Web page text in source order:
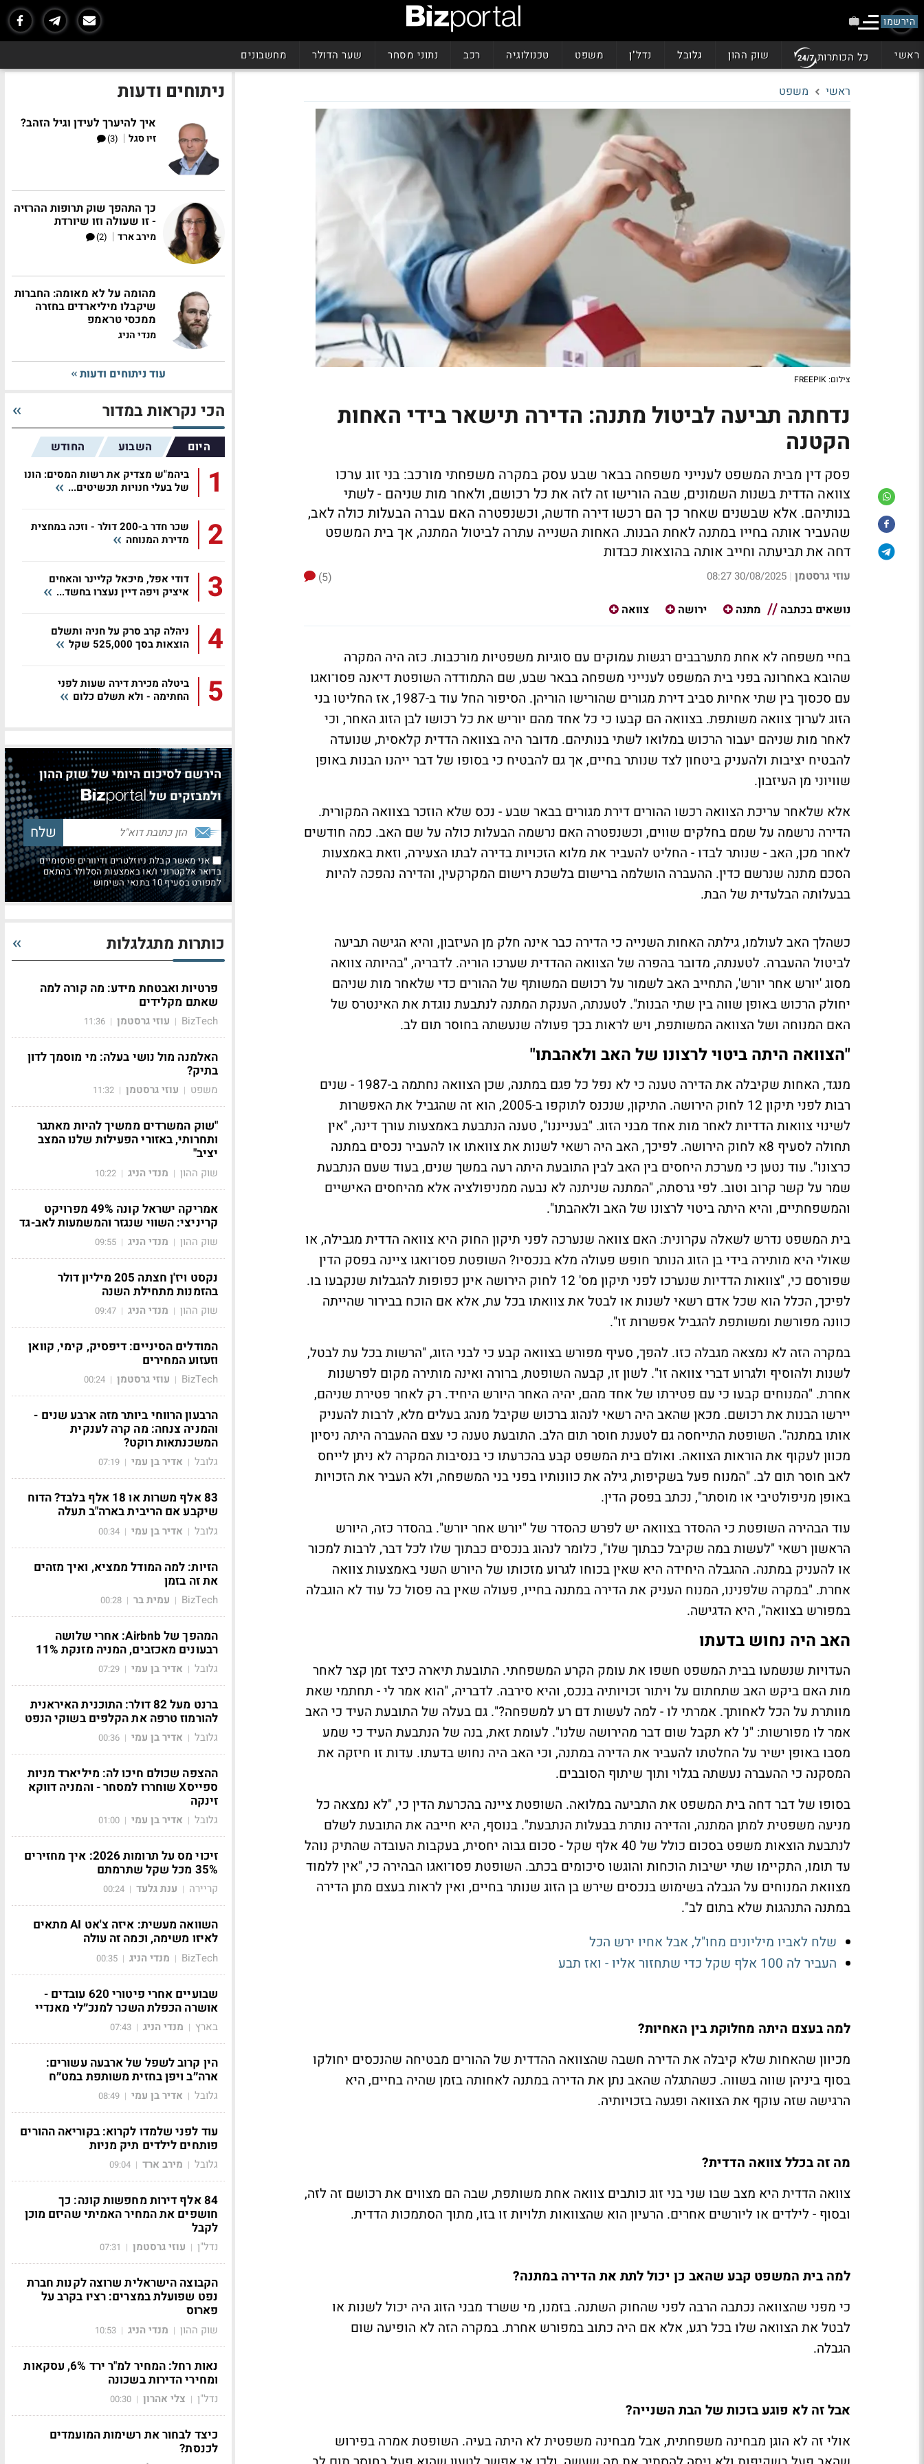
הירשמו
ראשי כל הכותרות שוק ההון גלובל נדל"ן משפט טכנולוגיה רכב נתוני מסחר שער הדולר מחשבונים
ראשי משפט
צילום: FREEPIK
נדחתה תביעה לביטול מתנה: הדירה תישאר בידי האחות
הקטנה
פסק דין מבית המשפט לענייני משפחה בבאר שבע עסק במקרה משפחתי מורכב: בני זוג ערכו
צוואה הדדית בשנות השמונים, שבה הורישו זה לזה את כל רכושם, ולאחר מות שניהם - לשתי
בנותיהם. אלא שבשנים שאחר כך הם רכשו דירה חדשה, וכשנפטרה האם עברה הבעלות כולה לאב,
שהעביר אותה בחייו במתנה לאחת הבנות. האחות השנייה עתרה לביטול המתנה, אך בית המשפט
דחה את תביעתה וחייב אותה בהוצאות כבדות
עוזי גרסטמן |
30/08/2025 08:27
(5)
נושאים בכתבה
מתנה ירושה צוואה
בחיי משפחה לא אחת מתערבבים רגשות עמוקים עם סוגיות משפטיות מורכבות. כזה היה המקרה
שהובא באחרונה בפני בית המשפט לענייני משפחה בבאר שבע, שם התמודדה השופטת דיאנה פסו־ואגו
עם סכסוך בין שתי אחיות סביב דירת מגורים שהורישו הוריהן. הסיפור החל עוד ב-1987, אז החליטו בני
הזוג לערוך צוואה משותפת. בצוואה הם קבעו כי כל אחד מהם יוריש את כל רכושו לבן הזוג האחר, וכי
לאחר מות שניהם יעבור הרכוש במלואו לשתי בנותיהם. מדובר היה בצוואה הדדית קלאסית, שנועדה
להבטיח יציבות ולהעניק ביטחון לצד שנותר בחיים, אך גם להבטיח כי בסופו של דבר ייהנו הבנות באופן
שוויוני מן העיזבון.
אלא שלאחר עריכת הצוואה רכשו ההורים דירת מגורים בבאר שבע - נכס שלא הוזכר בצוואה המקורית.
הדירה נרשמה על שמם בחלקים שווים, וכשנפטרה האם נרשמה הבעלות כולה על שם האב. כמה חודשים
לאחר מכן, האב - שנותר לבדו - החליט להעביר את מלוא הזכויות בדירה לבתו הצעירה, וזאת באמצעות
הסכם מתנה שנרשם כדין. ההעברה הושלמה ברישום בלשכת רישום המקרקעין, והדירה נהפכה להיות
בבעלותה הבלעדית של הבת.
כשהלך האב לעולמו, גילתה האחות השנייה כי הדירה כבר אינה חלק מן העיזבון, והיא הגישה תביעה
לביטול ההעברה. לטענתה, מדובר בהפרה של הצוואה ההדדית שערכו הוריה. לדבריה, "בהיותה צוואה
מסוג 'יורש אחר יורש', התחייב האב לשמור על רכושם המשותף של ההורים כדי שלאחר מות שניהם
יחולק הרכוש באופן שווה בין שתי הבנות". לטענתה, הענקת המתנה לנתבעת נוגדת את האינטרס של
האם המנוחה ושל הצוואה המשותפת, ויש לראות בכך פעולה שנעשתה בחוסר תום לב.
"הצוואה היתה ביטוי לרצונו של האב ולאהבתו"
מנגד, האחות שקיבלה את הדירה טענה כי לא נפל כל פגם במתנה, שכן הצוואה נחתמה ב-1987 - שנים
רבות לפני תיקון 12 לחוק הירושה. התיקון, שנכנס לתוקפו ב-2005, הוא זה שהגביל את האפשרות
לשינוי צוואות הדדיות לאחר מות אחד מבני הזוג. "בענייננו", טענה הנתבעת באמצעות עורך דינה, "אין
תחולה לסעיף 8א לחוק הירושה. לפיכך, האב היה רשאי לשנות את צוואתו או להעביר נכסים במתנה
כרצונו". עוד נטען כי מערכת היחסים בין האב לבין התובעת היתה רעה במשך שנים, בעוד שעם הנתבעת
שמר על קשר קרוב וטוב. לפי גרסתה, "המתנה שניתנה לא נבעה ממניפולציה אלא מהיחסים האישיים
והמשפחתיים, והיא היתה ביטוי לרצונו של האב ולאהבתו".
בית המשפט נדרש לשאלה עקרונית: האם צוואה שנערכה לפני תיקון החוק היא צוואה הדדית מגבילה, או
שאולי היא מותירה בידי בן הזוג הנותר חופש פעולה מלא בנכסיו? השופטת פסו־ואגו ציינה בפסק הדין
שפורסם כי, "צוואות הדדיות שנערכו לפני תיקון מס' 12 לחוק הירושה אינן כפופות להגבלות שנקבעו בו.
לפיכך, הכלל הוא שכל אדם רשאי לשנות או לבטל את צוואתו בכל עת, אלא אם הוכח בבירור שהייתה
כוונה מפורשת ומשותפת להגביל אפשרות זו".
במקרה הזה לא נמצאה מגבלה כזו. להפך, סעיף מפורש בצוואה קבע כי לבני הזוג, "הרשות בכל עת לבטל,
לשנות ולהוסיף ולגרוע דברי צוואה זו". לשון זו, קבעה השופטת, ברורה ואינה מותירה מקום לפרשנות
אחרת. "המנוחים קבעו כי עם פטירתו של אחד מהם, יהיה האחר היורש היחיד. רק לאחר פטירת שניהם,
יירשו הבנות את רכושם. מכאן שהאב היה רשאי לנהוג ברכוש שקיבל מנהג בעלים מלא, לרבות להעניק
אותו במתנה". השופטת התייחסה גם לטענת חוסר תום הלב. התובעת טענה כי עצם ההעברה היתה ניסיון
מכוון לעקוף את הוראות הצוואה. ואולם בית המשפט קבע בהכרעתו כי בנסיבות המקרה לא ניתן לייחס
לאב חוסר תום לב. "המנוח פעל בשקיפות, גילה את כוונותיו בפני בני המשפחה, ולא העביר את הזכויות
באופן מניפולטיבי או מוסתר", נכתב בפסק הדין.
עוד הבהירה השופטת כי ההסדר בצוואה יש לפרש כהסדר של "יורש אחר יורש". בהסדר כזה, היורש
הראשון רשאי "לעשות במה שקיבל כבתוך שלו", כלומר לנהוג בנכסים כבתוך שלו לכל דבר, לרבות למכור
או להעניק במתנה. ההגבלה היחידה היא שאין בכוחו לגרוע מזכותו של היורש השני באמצעות צוואה
אחרת. "במקרה שלפנינו, המנוח העניק את הדירה במתנה בחייו, פעולה שאין בה פסול כל עוד לא הוגבלה
במפורש בצוואה", היא הדגישה.
האב היה נחוש בדעתו
העדויות שנשמעו בבית המשפט חשפו את עומק הקרע המשפחתי. התובעת תיארה כיצד זמן קצר לאחר
מות האם ביקש האב שתחתום על ויתור זכויותיה בנכס, והיא סירבה. לדבריה, "הוא אמר לי - תחתמי שאת
מוותרת על הכל לאחותך. אמרתי לו - למה לעשות דם רע למשפחה?". גם בעלה של התובעת העיד כי האב
אמר לו מפורשות: "נ' לא תקבל שום דבר מהירושה שלנו". לעומת זאת, בנה של הנתבעת העיד כי שמע
מסבו באופן ישיר על החלטתו להעביר את הדירה במתנה, וכי האב היה נחוש בדעתו. עדות זו חיזקה את
המסקנה כי ההעברה נעשתה בגלוי ותוך שיתוף הסובבים.
בסופו של דבר דחה בית המשפט את התביעה במלואה. השופטת ציינה בהכרעת הדין כי, "לא נמצאה כל
מניעה משפטית למתן המתנה, והדירה נותרת בבעלות הנתבעת". בנוסף, היא חייבה את התובעת לשלם
לנתבעת הוצאות משפט בסכום כולל של 40 אלף שקל - סכום גבוה יחסית, בעקבות העובדה שהתיק נוהל
עד תומו, התקיימו שתי ישיבות הוכחות והוגשו סיכומים בכתב. השופטת פסו־ואגו הבהירה כי, "אין ללמוד
מצוואת המנוחים על הגבלה בשימוש בנכסים שירש בן הזוג שנותר בחיים, ואין לראות בעצם מתן הדירה
במתנה התנהגות שלא בתום לב".
שלח לאביו מיליונים מחו"ל, אבל אחיו ירש הכל
העביר לה 100 אלף שקל כדי שתחזור אליו - ואז תבע
למה בעצם היתה מחלוקת בין האחיות?
מכיוון שהאחות שלא קיבלה את הדירה חשבה שהצוואה ההדדית של ההורים מבטיחה שהנכסים יחולקו
בסוף ביניהן שווה בשווה. כשהתגלה שהאב נתן את הדירה במתנה לאחותה בזמן שהיה בחיים, היא
הרגישה שזה עוקף את הצוואה ופגעה בזכויותיה.
מה זה בכלל צוואה הדדית?
צוואה הדדית היא מצב שבו שני בני זוג כותבים צוואה אחת משותפת, שבה הם מצווים את רכושם זה לזה,
ובסוף - לילדים או ליורשים אחרים. הרעיון הוא שהצוואות תלויות זו בזו, מתוך הסתמכות הדדית.
למה בית המשפט קבע שהאב כן יכול לתת את הדירה במתנה?
כי מפני שהצוואה נכתבה הרבה לפני שהחוק השתנה. בזמנו, מי ששרד מבני הזוג היה יכול לשנות או
לבטל את הצוואה שלו בכל רגע, אלא אם היה כתוב במפורש אחרת. במקרה הזה לא הופיעה שום
הגבלה.
אבל זה לא פוגע בזכות של הבת השנייה?
אולי זה לא הוגן מבחינה משפחתית, אבל מבחינה משפטית לא היתה בעיה. השופטת אמרה בפירוש
ניתוחים ודעות
איך להיערך לעידן וגיל הזהב?
זיו סגל |
(3)
כך התהפך שוק תרופות ההרזיה
- זו שעולה וזו שיורדת
מירב ארד |
(2)
מהומה על לא מאומה: החברות
שיקבלו מיליארדים בחזרה
ממכסי טראמפ
מנדי הניג
עוד ניתוחים ודעות
הכי נקראות במדור
היום השבוע החודש
1
ביהמ"ש מצדיק את רשות המסים: הונו
של בעלי חנויות תכשיטים...
2
שכר חדר ב-200 דולר - וזכה במחצית
מדירת המנוחה
3
דודי אפל, מיכאל קליינר והאחים
איציק ויפה דיין נעצרו בחשד...
4
ניהלה קרב סרק על חניה ותשלם
הוצאות בסך 525,000 שקל
5
ביטלה מכירת דירה שעות לפני
החתימה - ולא תשלם כלום
הירשם לסיכום היומי של שוק ההון
ולמבזקים של
אני מאשר קבלת ניוזלטרים ודיוורים פרסומיים
בדואר אלקטרוני ו/או באמצעות הסלולר בהתאם
למפורט בסעיף 10 בתנאי השימוש
כותרות מתגלגלות
פרטיות ואבטחת מידע: מה קורה למה
שאתם מקלידים
BizTech
| עוזי גרסטמן |
11:36
האלמנה מול נושי בעלה: מי מוסמך לדון
בתיק?
משפט | עוזי גרסטמן |
11:32
"שוק המשרדים ממשיך להיות מאתגר
ותחרותי, באזורי הפעילות שלנו המצב
יציב"
שוק ההון | מנדי הניג |
10:22
אמריקה ישראל קונה 49% מפרויקט
קריניצי: השווי שנגזר והמשמעות לאב-גד
שוק ההון | מנדי הניג |
09:55
נקסט ויז'ן חצתה 205 מיליון דולר
בהזמנות מתחילת השנה
שוק ההון | מנדי הניג |
09:47
המודלים הסיניים: דיפסיק, קימי, קוואן
וזעזוע המחירים
BizTech
| עוזי גרסטמן |
00:24
הרבעון הרווחי ביותר מזה ארבע שנים -
והמניה צנחה: מה קרה לענקית
המשכנתאות רוקט?
גלובל | אדיר בן עמי |
07:19
83 אלף משרות או 18 אלף בלבד? הדוח
שיקבע אם הריבית בארה"ב תעלה
גלובל | אדיר בן עמי |
00:34
הזיות: למה המודל ממציא, ואיך מזהים
את זה בזמן
BizTech
| עמית בר |
00:28
המהפך של Airbnb: אחרי שלושה
רבעונים מאכזבים, המניה מזנקת 11%
גלובל | אדיר בן עמי |
07:29
ברנט מעל 82 דולר: התוכנית האיראנית
להורמוז טרפה את הקלפים בשוקי הנפט
גלובל | אדיר בן עמי |
00:36
ההצפה שכולם חיכו לה: מיליארד מניות
ספייסX שוחררו למסחר - והמניה דווקא
זינקה
גלובל | אדיר בן עמי |
01:00
זיכוי מס על תרומות 2026: איך מחזירים
35% מכל שקל שתרמתם
קריירה | ענת גלעד |
00:24
השוואה מעשית: איזה צ'אט AI מתאים
לאיזו משימה, וכמה זה עולה
BizTech
| מנדי הניג |
00:35
שבועיים אחרי פיטורי 620 עובדים -
אושרה הכפלת השכר למנכ״לי מאנדיי
בארץ | מנדי הניג |
07:43
הין קרוב לשפל של ארבעה עשורים:
ארה״ב ויפן בחזית משותפת במט״ח
גלובל | אדיר בן עמי |
08:49
עוד לפני שלמדו לקרוא: בקוריאה ההורים
פותחים לילדים תיק מניות
גלובל | מירב ארד |
09:04
84 אלף דירות מחפשות קונה: כך
חושפים את המחיר האמיתי שהיזם מוכן
לקבל
נדל"ן | עוזי גרסטמן |
07:31
הקבוצה הישראלית שרוצה לקנות חברת
נפט שפועלת במצרים: רציו בקרב על
פארוס
שוק ההון | מנדי הניג |
10:53
נאות רחל: המחיר למ"ר ירד 6%, עסקאות
ומחירי הדירות בשכונה
נדל"ן | צלי אהרון |
00:30
כיצד לבחור את רשימות המועמדים
לכנסת?